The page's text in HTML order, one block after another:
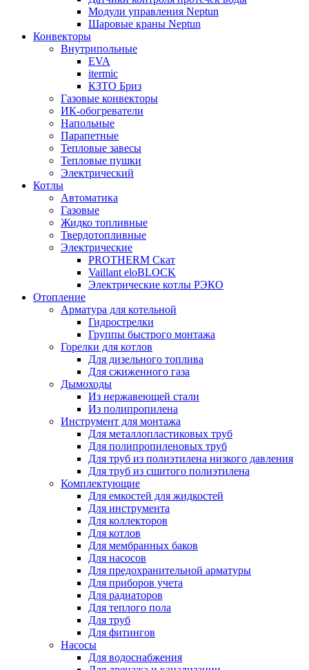
Модули управления Neptun
Шаровые краны Neptun
Конвекторы
Внутрипольные
EVA
itermic
КЗТО Бриз
Газовые конвекторы
ИК-обогреватели
Напольные
Парапетные
Тепловые завесы
Тепловые пушки
Электрический
Котлы
Автоматика
Газовые
Жидко топливные
Твердотопливные
Электрические
PROTHERM Скат
Vaillant eloBLOCK
Электрические котлы РЭКО
Отопление
Арматура для котельной
Гидрострелки
Группы быстрого монтажа
Горелки для котлов
Для дизельного топлива
Для сжиженного газа
Дымоходы
Из нержавеющей стали
Из полипропилена
Инструмент для монтажа
Для металлопластиковых труб
Для полипропиленовых труб
Для труб из полиэтилена низкого давления
Для труб из сшитого полиэтилена
Комплектующие
Для емкостей для жидкостей
Для инструмента
Для коллекторов
Для котлов
Для мембранных баков
Для насосов
Для предохранительной арматуры
Для приборов учета
Для радиаторов
Для теплого пола
Для труб
Для фитингов
Насосы
Для водоснабжения